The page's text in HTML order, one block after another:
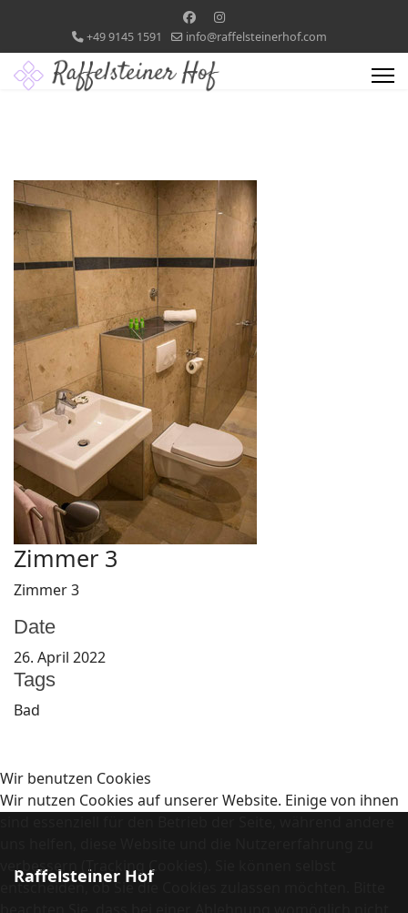
+49 9145 1591 info@raffelsteinerhof.com
Zimmer 3
Zimmer 3
Date
26. April 2022
Tags
Bad
Raffelsteiner Hof
Wir benutzen Cookies
Wir nutzen Cookies auf unserer Website. Einige von ihnen
verbessern (Tracking Cookies). Sie können selbst
entscheiden, ob Sie die Cookies zulassen möchten. Bitte